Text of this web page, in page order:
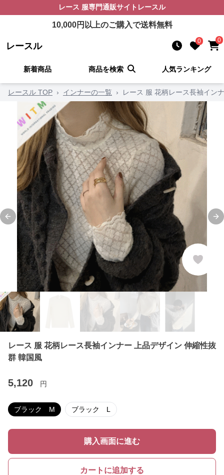
レース 服専門通販サイト レースル
10,000円以上のご購入で送料無料
レースル 0 0
新着商品 商品を検索 人気ランキング
レースル TOP › インナーの一覧 › レース 服 花柄レース長袖イン
Previous slide
レース 服 花柄レース長袖インナー 上品デザイン 伸縮性抜
群 韓国風
5,120 円
ブラック M ブラック L
購入画面に進む
カートに追加する